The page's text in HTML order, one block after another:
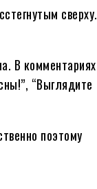
сверху.
В комментариях
“Выглядите
поэтому